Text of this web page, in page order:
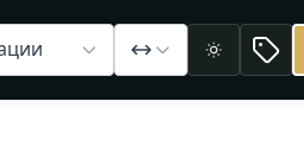
Светлая